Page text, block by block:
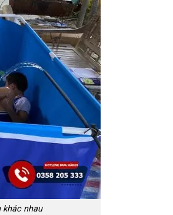
khác nhau